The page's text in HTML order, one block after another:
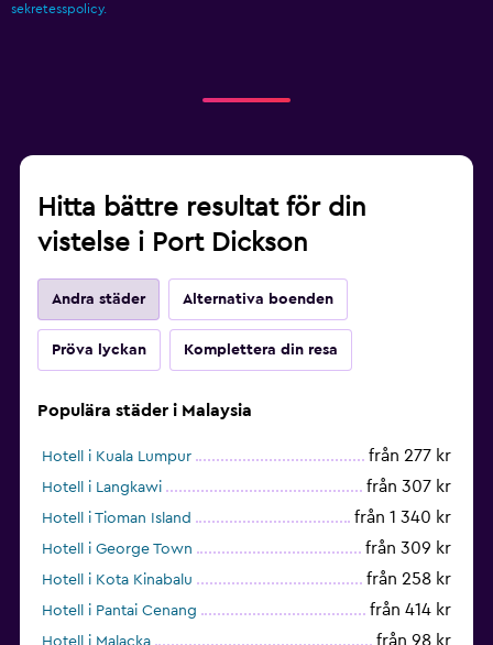
sekretesspolicy.
Hitta bättre resultat för din
vistelse i Port Dickson
Andra städer Alternativa boenden
Pröva lyckan Komplettera din resa
Populära städer i Malaysia
Hotell i Kuala Lumpur från 277 kr
Hotell i Langkawi från 307 kr
Hotell i Tioman Island från 1 340 kr
Hotell i George Town från 309 kr
Hotell i Kota Kinabalu från 258 kr
Hotell i Pantai Cenang från 414 kr
Hotell i Malacka från 98 kr